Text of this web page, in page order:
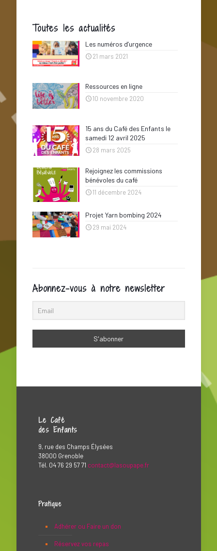
Toutes les actualités
Les numéros d’urgence
21 mars 2021
Ressources en ligne
10 novembre 2020
15 ans du Café des Enfants le
samedi 12 avril 2025
28 mars 2025
Rejoignez les commissions
bénévoles du café
11 décembre 2024
Projet Yarn bombing 2024
29 mai 2024
Abonnez-vous à notre newsletter
Le Café
des Enfants
9, rue des Champs Élysées
38000 Grenoble
Tél. 04 76 29 57 71 contact@lasoupape.fr
Pratique
Adhérer ou Faire un don
Réservez vos repas